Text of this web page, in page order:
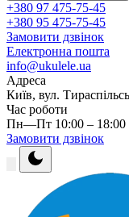
+380 97 475-75-45
+380 95 475-75-45
Замовити дзвінок
Електронна пошта
info@ukulele.ua
Адреса
Київ, вул.
Час роботи
Пн—Пт 10:00 – 18:00
Замовити дзвінок